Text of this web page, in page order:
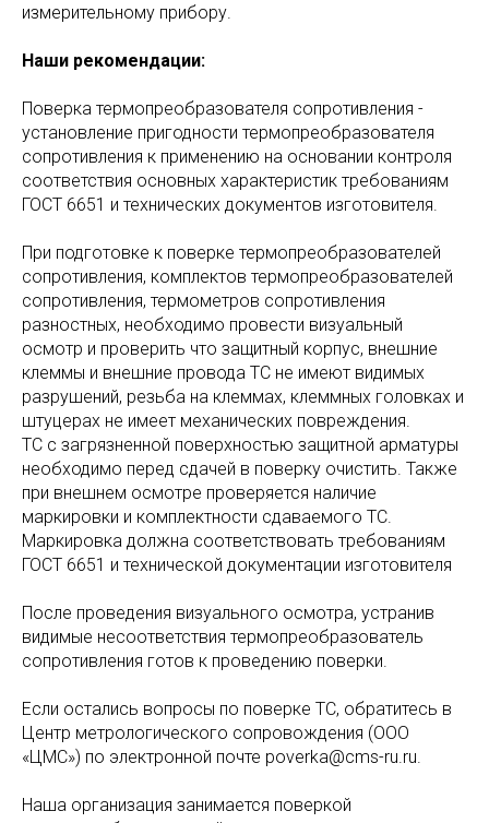
измерительному прибору.
Наши рекомендации:
Поверка термопреобразователя сопротивления -
установление пригодности термопреобразователя
сопротивления к применению на основании контроля
соответствия основных характеристик требованиям
ГОСТ 6651 и технических документов изготовителя.
При подготовке к поверке термопреобразователей
сопротивления, комплектов термопреобразователей
сопротивления, термометров сопротивления
разностных, необходимо провести визуальный
осмотр и проверить что защитный корпус, внешние
клеммы и внешние провода ТС не имеют видимых
разрушений, резьба на клеммах, клеммных головках и
штуцерах не имеет механических повреждения.
ТС с загрязненной поверхностью защитной арматуры
необходимо перед сдачей в поверку очистить. Также
при внешнем осмотре проверяется наличие
маркировки и комплектности сдаваемого ТС.
Маркировка должна соответствовать требованиям
ГОСТ 6651 и технической документации изготовителя
После проведения визуального осмотра, устранив
видимые несоответствия термопреобразователь
сопротивления готов к проведению поверки.
Если остались вопросы по поверке ТС, обратитесь в
Центр метрологического сопровождения (ООО
«ЦМС») по электронной почте poverka@cms-ru.ru.
Наша организация занимается поверкой